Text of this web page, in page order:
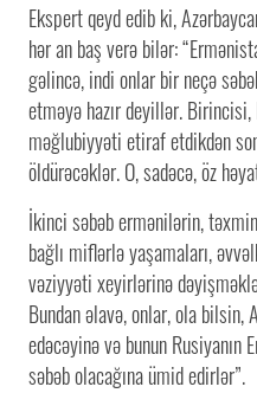
Ekspert qeyd edib ki,
hər an baş verə bilər:
gəlincə, indi onlar bir neçə
etməyə hazır deyillər.
məğlubiyyəti etiraf etdikdən
öldürəcəklər. O, sadəcə, öz
İkinci səbəb ermənilərin,
bağlı miflərlə yaşamaları,
vəziyyəti xeyirlərinə
Bundan əlavə, onlar, ola bilsin,
edəcəyinə və bunun
səbəb olacağına ümid edirlər”.